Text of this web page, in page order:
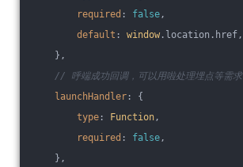
required : false ,
default : window .location.href,
},
// 呼端成功回调，可以用啦处理埋点等需求
launchHandler : {
type : Function ,
required : false ,
},